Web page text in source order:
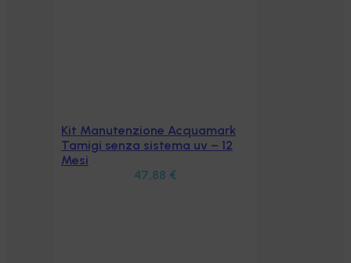
Aggiungi al carrello
Kit Manutenzione Acquamark
Tamigi senza sistema uv – 12
Mesi
47,88 €